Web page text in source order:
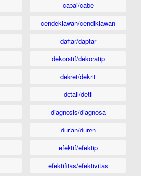
cabai/cabe
cendekiawan/cendikiawan
daftar/daptar
dekoratif/dekoratip
dekret/dekrit
detail/detil
diagnosis/diagnosa
durian/duren
efektif/efektip
efektifitas/efektivitas